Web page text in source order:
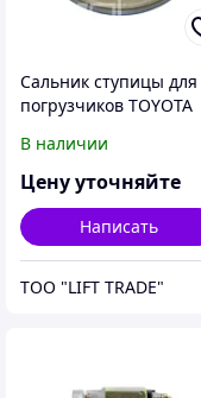
Сальник ступицы для
погрузчиков TOYOTA
электро (3-8 серия) 2,0-
3,0т
В наличии
Цену уточняйте
Написать
ТОО "LIFT TRADE"